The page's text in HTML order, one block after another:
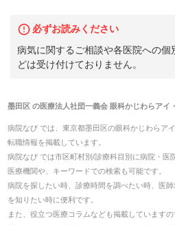
必ずお読みください
病気に関するご相談や各医院への個
どは受け付けておりません。
墨田区の医療法人社団一義会 眼科かじわらアイ
病院なび では、 東京都墨田区の眼科かじわらア
転職情報を掲載しています。
病院なび では市区町村別/診療科目別に病院・医
医療機関や、キーワードでの検索も可能です。
病院を探したい時、診療時間を調べたい時、医
を知りたい時に便利です。
また、役立つ医療コラムなども掲載しています